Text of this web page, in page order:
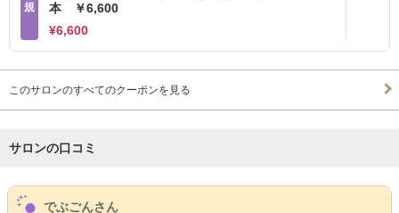
規
本 ￥6,600
¥6,600
このサロンのすべてのクーポンを見る
サロンの口コミ
サロンPick Up
でぶごんさん